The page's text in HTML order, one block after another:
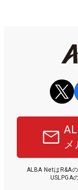
ALBA NetはR&A
USLPGA